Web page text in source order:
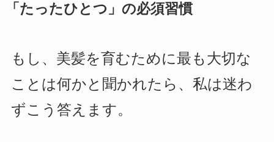
「たったひとつ」の必須習慣
もし、美髪を育むために最も大切な
ことは何かと聞かれたら、私は迷わ
ずこう答えます。